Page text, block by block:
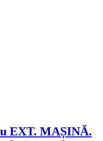
EXT. MAȘINĂ.